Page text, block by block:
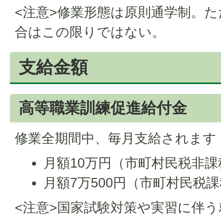
<注意>修業形態は原則通学制。
合はこの限りではない。
支給金額
高等職業訓練促進給付金
修業全期間中、毎月支給されます
月額10万円（市町村民税非
月額7万500円（市町村民税
<注意>国家試験対策や実習に伴